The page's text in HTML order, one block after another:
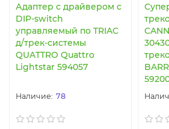
Адаптер с драйвером с
DIP-switch
управляемый по TRIAC
д/трек-системы
QUATTRO Quattro
Lightstar 594057
78